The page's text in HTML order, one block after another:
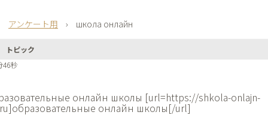
アンケート用 › школа онлайн
トピック
46秒
онлайн школы [url=https://shkola-onlajn-
онлайн школы[/url]